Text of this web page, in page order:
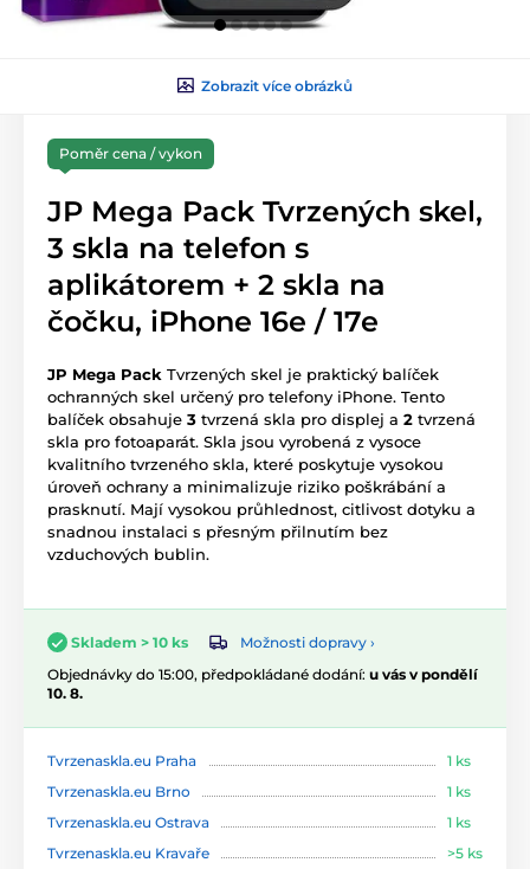
Zobrazit více obrázků
Poměr cena / vykon
JP Mega Pack Tvrzených skel,
3 skla na telefon s
aplikátorem + 2 skla na
čočku, iPhone 16e / 17e
JP Mega Pack Tvrzených skel je praktický balíček
ochranných skel určený pro telefony iPhone. Tento
balíček obsahuje 3 tvrzená skla pro displej a 2 tvrzená
skla pro fotoaparát. Skla jsou vyrobená z vysoce
kvalitního tvrzeného skla, které poskytuje vysokou
úroveň ochrany a minimalizuje riziko poškrábání a
prasknutí. Mají vysokou průhlednost, citlivost dotyku a
snadnou instalaci s přesným přilnutím bez
vzduchových bublin.
Skladem > 10 ks
Možnosti dopravy ›
Objednávky do 15:00, předpokládané dodání: u vás v pondělí
10. 8.
Tvrzenaskla.eu Praha
1 ks
Tvrzenaskla.eu Brno
1 ks
Tvrzenaskla.eu Ostrava
1 ks
Tvrzenaskla.eu Kravaře
>5 ks